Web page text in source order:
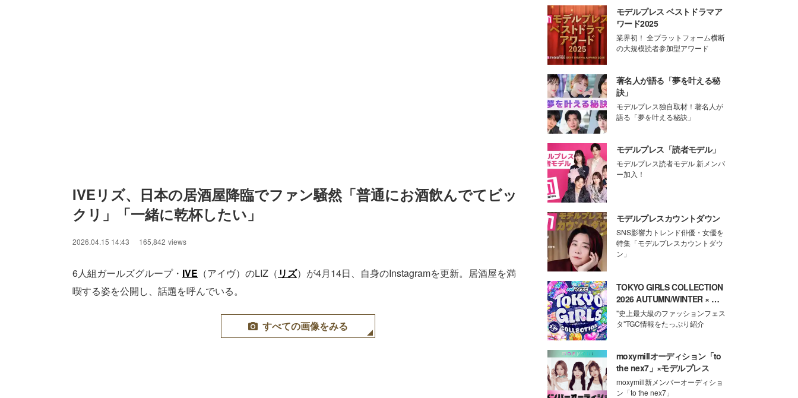
IVEリズ、日本の居酒屋降臨でファン騒然「普通にお酒飲んでてビッ
クリ」「一緒に乾杯したい」
2026.04.15 14:43 165,842 views
6人組ガールズグループ・ IVE （アイヴ）のLIZ（ リズ）が4月14日、自身のInstagramを更新。居酒屋を満
喫する姿を公開し、話題を呼んでいる。
すべての画像をみる
モデルプレス ベストドラマア
ワード2025
業界初！ 全プラットフォーム横断
の大規模読者参加型アワード
著名人が語る「夢を叶える秘
訣」
モデルプレス独自取材！著名人が
語る「夢を叶える秘訣」
モデルプレス「読者モデル」
モデルプレス読者モデル 新メンバ
ー加入！
モデルプレスカウントダウン
SNS影響力トレンド俳優・女優を
特集「モデルプレスカウントダウ
ン」
TOKYO GIRLS COLLECTION
2026 AUTUMN/WINTER × モ
デルプレス
"史上最大級のファッションフェス
タ"TGC情報をたっぷり紹介
moxymillオーディション「to
the nex7」×モデルプレス
moxymill新メンバーオーディショ
ン「to the nex7」